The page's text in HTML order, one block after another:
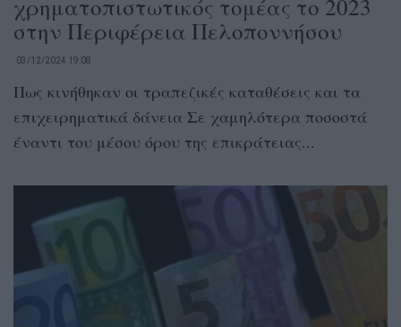
χρηματοπιστωτικός τομέας το 2023
στην Περιφέρεια Πελοποννήσου
03/12/2024 19:08
Πως κινήθηκαν οι τραπεζικές καταθέσεις και τα
επιχειρηματικά δάνεια Σε χαμηλότερα ποσοστά
έναντι του μέσου όρου της επικράτειας...